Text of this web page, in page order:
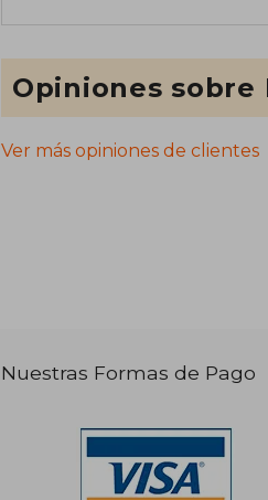
Opiniones sobre
Ver más opiniones de clientes
Nuestras Formas de Pago